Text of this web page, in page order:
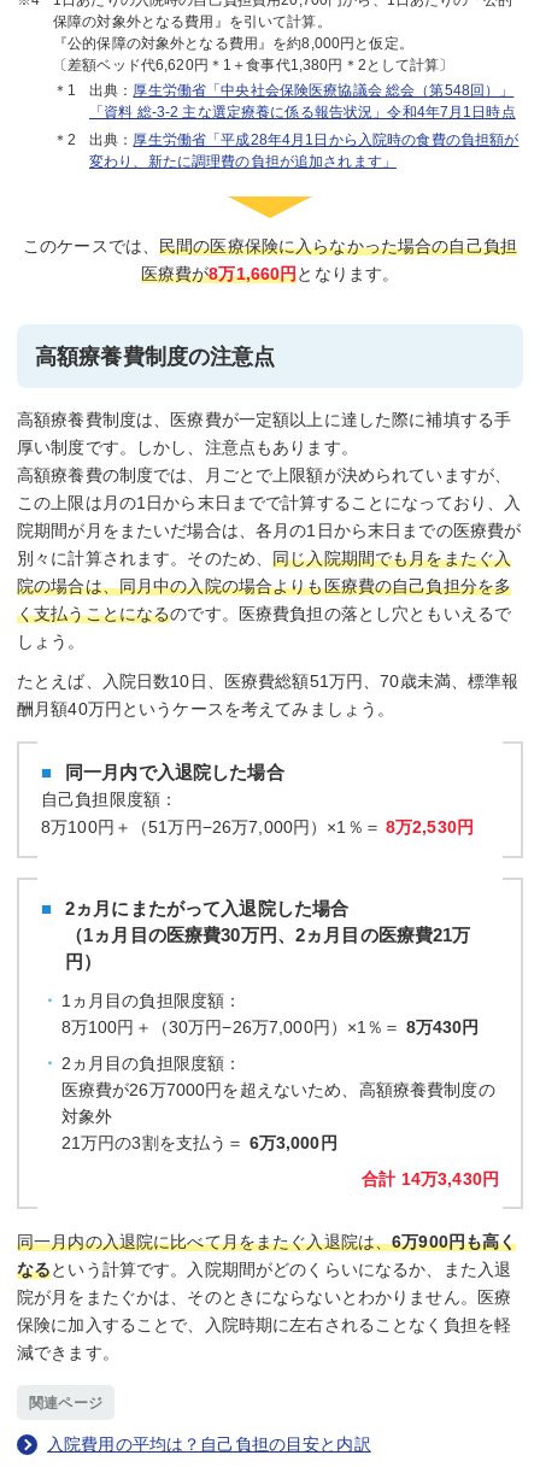
保障の対象外となる費用』を引いて計算。
『公的保障の対象外となる費用』を約8,000円と仮定。
〔差額ベッド代6,620円＊1＋食事代1,380円＊2として計算〕
出典： 厚生労働省「中央社会保険医療協議会 総会（第548回）」
「資料 総-3-2 主な選定療養に係る報告状況」令和4年7月1日時点
出典： 厚生労働省「平成28年4月1日から入院時の食費の負担額が
変わり、新たに調理費の負担が追加されます」
このケースでは、民間の医療保険に入らなかった場合の自己負担
医療費が8万1,660円となります。
高額療養費制度の注意点
高額療養費制度は、医療費が一定額以上に達した際に補填する手
厚い制度です。しかし、注意点もあります。
高額療養費の制度では、月ごとで上限額が決められていますが、
この上限は月の1日から末日までで計算することになっており、入
院期間が月をまたいだ場合は、各月の1日から末日までの医療費が
別々に計算されます。そのため、同じ入院期間でも月をまたぐ入
院の場合は、同月中の入院の場合よりも医療費の自己負担分を多
く支払うことになるのです。医療費負担の落とし穴ともいえるで
しょう。
たとえば、入院日数10日、医療費総額51万円、70歳未満、標準報
酬月額40万円というケースを考えてみましょう。
同一月内で入退院した場合
自己負担限度額：
8万100円＋（51万円−26万7,000円）×1％＝ 8万2,530円
2ヵ月にまたがって入退院した場合
（1ヵ月目の医療費30万円、2ヵ月目の医療費21万
円）
1ヵ月目の負担限度額：
8万100円＋（30万円−26万7,000円）×1％＝ 8万430円
2ヵ月目の負担限度額：
医療費が26万7000円を超えないため、高額療養費制度の
対象外
21万円の3割を支払う＝ 6万3,000円
合計 14万3,430円
同一月内の入退院に比べて月をまたぐ入退院は、6万900円も高く
なるという計算です。入院期間がどのくらいになるか、また入退
院が月をまたぐかは、そのときにならないとわかりません。医療
保険に加入することで、入院時期に左右されることなく負担を軽
減できます。
関連ページ
入院費用の平均は？自己負担の目安と内訳